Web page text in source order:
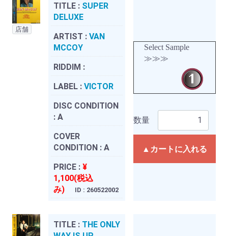
店舗
TITLE : SUPER
DELUXE
ARTIST : VAN
MCCOY
RIDDIM :
LABEL : VICTOR
DISC CONDITION
: A
COVER
CONDITION : A
PRICE : ¥
1,100(税込
み)
ID : 260522002
Select Sample
≫≫≫
数量
▲カートに入れる
TITLE : THE ONLY